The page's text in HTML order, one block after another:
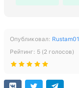
Опубликовал: Rustam01
Рейтинг: 5 (2 голосов)